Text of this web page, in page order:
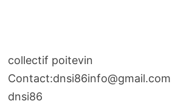
collectif poitevin
Contact:dnsi86info@gmail.com
dnsi86